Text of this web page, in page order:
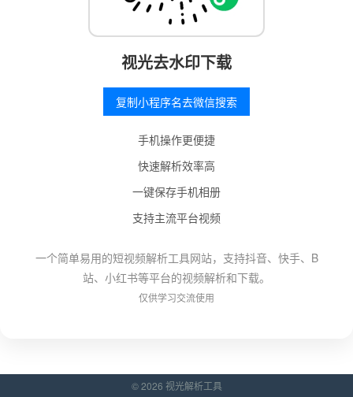
视光去水印下载
复制小程序名去微信搜索
手机操作更便捷
快速解析效率高
一键保存手机相册
支持主流平台视频
一个简单易用的短视频解析工具网站，支持抖音、快手、B
站、小红书等平台的视频解析和下载。
仅供学习交流使用
© 2026 视光解析工具